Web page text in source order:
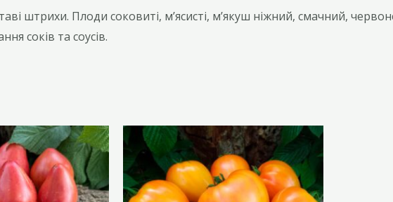
штрихи. Плоди соковиті, м’ясисті, м’якуш ніжний, смачний,
соків та соусів.